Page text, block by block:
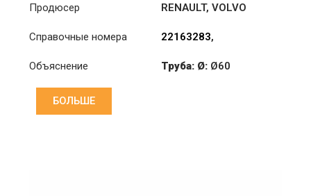
Продюсер RENAULT,VOLVO
Справочные номера 22163283,
7421021395,
Объяснение Труба: Ø: Ø60
БОЛЬШЕ